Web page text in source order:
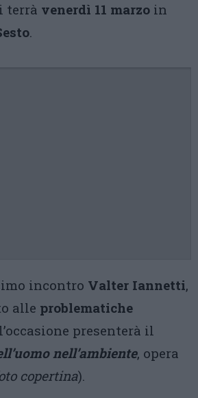
terrà venerdì 11 marzo in
.
incontro Valter Iannetti,
alle problematiche
presenterà il
nell’ambiente, opera
copertina).